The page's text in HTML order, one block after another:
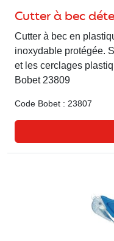
Cutter à bec
Cutter à bec en
inoxydable protégée.
et les cerclages
Bobet 23809
Code Bobet : 23807